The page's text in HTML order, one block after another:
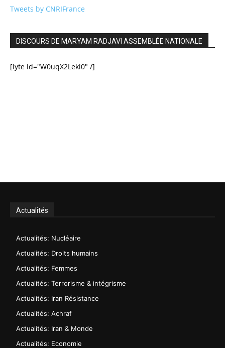
Tweets by CNRIFrance
DISCOURS DE MARYAM RADJAVI ASSEMBLÉE NATIONALE
[lyte id="W0uqX2Leki0" /]
Actualités
Actualités: Nucléaire
Actualités: Droits humains
Actualités: Femmes
Actualités: Terrorisme & intégrisme
Actualités: Iran Résistance
Actualités: Achraf
Actualités: Iran & Monde
Actualités: Economie